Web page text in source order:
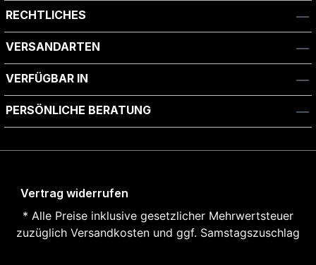
RECHTLICHES
VERSANDARTEN
VERFÜGBAR IN
PERSÖNLICHE BERATUNG
Vertrag widerrufen
* Alle Preise inklusive gesetzlicher Mehrwertsteuer
zuzüglich Versandkosten und ggf. Samstagszuschlag